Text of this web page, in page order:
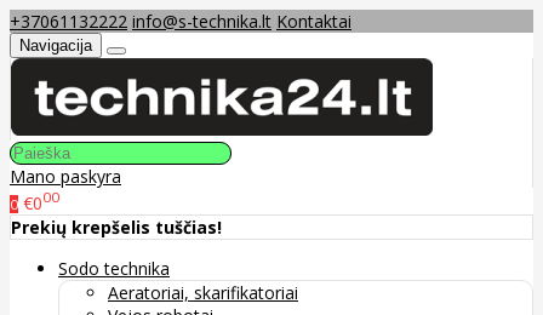
+37061132222 info@s-technika.lt Kontaktai
Navigacija
Mano paskyra
0 €000
Prekių krepšelis tuščias!
Sodo technika
Aeratoriai, skarifikatoriai